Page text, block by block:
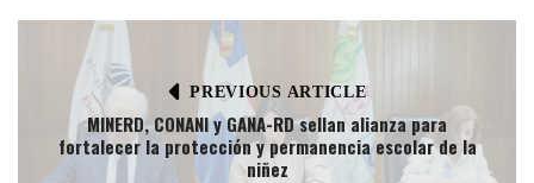
PREVIOUS ARTICLE
MINERD, CONANI y GANA-RD sellan alianza para
fortalecer la protección y permanencia escolar de la
niñez